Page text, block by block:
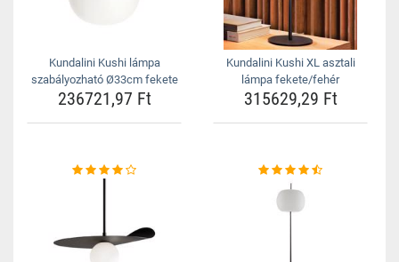
Kundalini Kushi lámpa
szabályozható Ø33cm fekete
236721,97 Ft
Kundalini Kushi XL asztali
lámpa fekete/fehér
315629,29 Ft